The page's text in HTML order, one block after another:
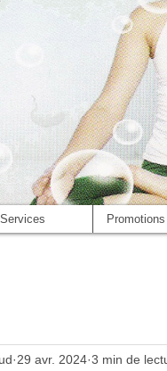
Services Promotions
29 avr. 2024 3 min de